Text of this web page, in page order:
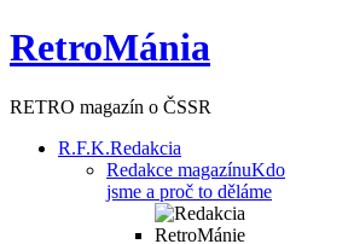
RetroMánia
RETRO magazín o ČSSR
R.F.K.Redakcia
Redakce magazínuKdo
jsme a proč to děláme